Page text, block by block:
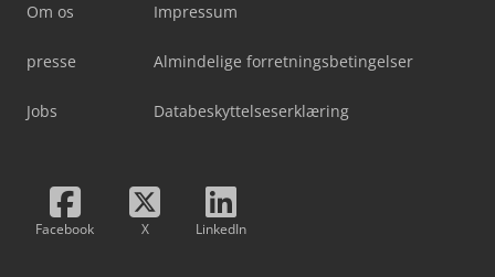
Om os
presse
Jobs
Impressum
Almindelige forretningsbetingelser
Databeskyttelseserklæring
Facebook X LinkedIn